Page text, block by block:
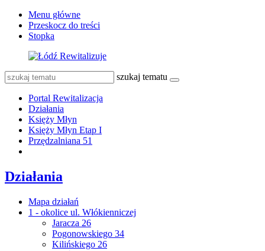
Menu główne
Przeskocz do treści
Stopka
szukaj tematu
Portal Rewitalizacja
Działania
Księży Młyn
Księży Młyn Etap I
Przędzalniana 51
Działania
Mapa działań
1 - okolice ul. Włókienniczej
Jaracza 26
Pogonowskiego 34
Kilińskiego 26